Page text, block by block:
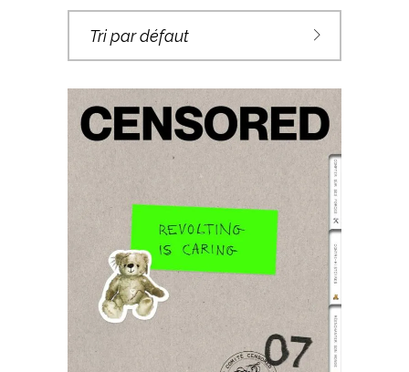
Tri par défaut
CENSORED 07 –
RÉPONSES À LA
VIOLENCE
20,00
Ajouter au panier